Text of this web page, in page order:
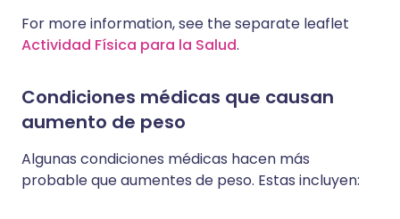
For more information, see the separate leaflet
Actividad Física para la Salud.
Condiciones médicas que causan
aumento de peso
Algunas condiciones médicas hacen más
probable que aumentes de peso. Estas incluyen: